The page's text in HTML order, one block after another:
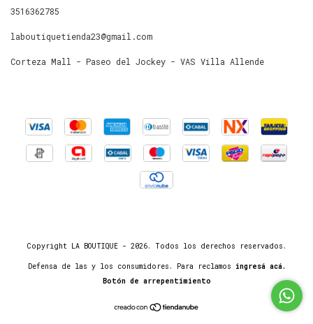
3516362785
laboutiquetienda23@gmail.com
Corteza Mall - Paseo del Jockey - VAS Villa Allende
Copyright LA BOUTIQUE - 2026. Todos los derechos reservados.
Defensa de las y los consumidores. Para reclamos
ingresá acá.
Botón de arrepentimiento